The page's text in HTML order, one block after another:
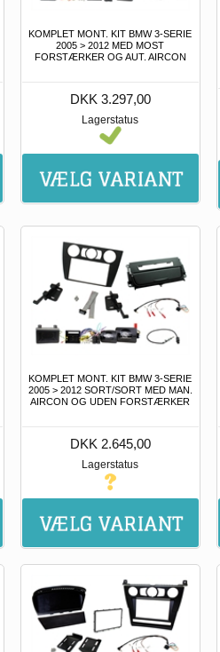
KOMPLET MONT. KIT BMW 3-SERIE
2005 > 2012 MED MOST
FORSTÆRKER OG AUT. AIRCON
DKK 3.297,00
Lagerstatus
KOMPLET MONT. KIT BMW 3-SERIE
2005 > 2012 SORT/SORT MED MAN.
AIRCON OG UDEN FORSTÆRKER
DKK 2.645,00
Lagerstatus